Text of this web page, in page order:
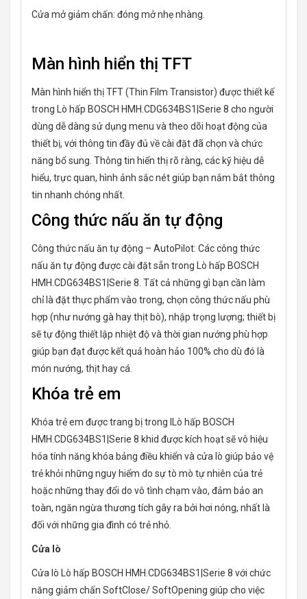
Cửa mở giảm chấn: đóng mở nhẹ nhàng.
Màn hình hiển thị TFT
Màn hình hiển thị TFT (Thin Film Transistor) được thiết kế
trong Lò hấp BOSCH HMH.CDG634BS1|Serie 8 cho người
dùng dễ dàng sử dụng menu và theo dõi hoạt động của
thiết bị, với thông tin đầy đủ về cài đặt đã chọn và chức
năng bổ sung. Thông tin hiển thị rõ ràng, các kỹ hiệu dễ
hiểu, trực quan, hình ảnh sắc nét giúp bạn nắm bắt thông
tin nhanh chóng nhất.
Công thức nấu ăn tự động
Công thức nấu ăn tự động – AutoPilot: Các công thức
nấu ăn tự động được cài đặt sẵn trong Lò hấp BOSCH
HMH.CDG634BS1|Serie 8. Tất cả những gì bạn cần làm
chỉ là đặt thực phẩm vào trong, chọn công thức nấu phù
hợp (như nướng gà hay thịt bò), nhập trọng lượng; thiết bị
sẽ tự động thiết lập nhiệt độ và thời gian nướng phù hợp
giúp bạn đạt được kết quả hoàn hảo 100% cho dù đó là
món nướng, thịt hay cá.
Khóa trẻ em
Khóa trẻ em được trang bị trong lLò hấp BOSCH
HMH.CDG634BS1|Serie 8 khid được kích hoạt sẽ vô hiệu
hóa tính năng khóa bảng điều khiển và cửa lò giúp bảo vệ
trẻ khỏi những nguy hiểm do sự tò mò tự nhiên của trẻ
hoặc những thay đổi do vô tình chạm vào, đảm bảo an
toàn, ngăn ngừa thương tích gây ra bởi hơi nóng, nhất là
đối với những gia đình có trẻ nhỏ.
Cửa lò
Cửa lò Lò hấp BOSCH HMH.CDG634BS1|Serie 8 với chức
năng giảm chấn SoftClose/ SoftOpening giúp cho việc